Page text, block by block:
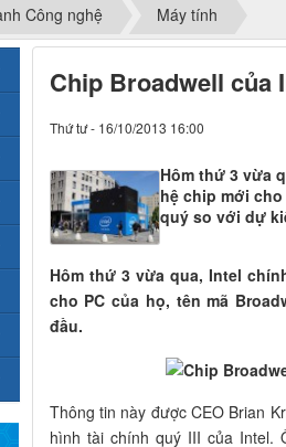
Công nghệ Máy tính
Chip Broadwell của
Thứ tư - 16/10/2013 16:00
Hôm thứ 3 vừa
hệ chip mới cho
quý so với dự
Hôm thứ 3 vừa qua, Intel
cho PC của họ, tên mã
đầu.
Thông tin này được CEO Brian
hình tài chính quý III của Intel.